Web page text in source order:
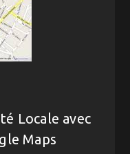
Locale avec
Maps